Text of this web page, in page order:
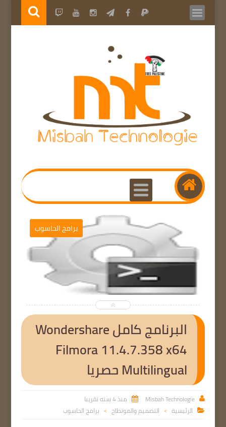
برامج الحاسوب
البرنامج كامل Wondershare
Filmora 11.4.7.358 x64
Multilingual حصريا

Misbah Technologie
 منذ 4 سنه تقريبا
 الرئيسية > التصميم والمونطاج > برامج الحاسوب